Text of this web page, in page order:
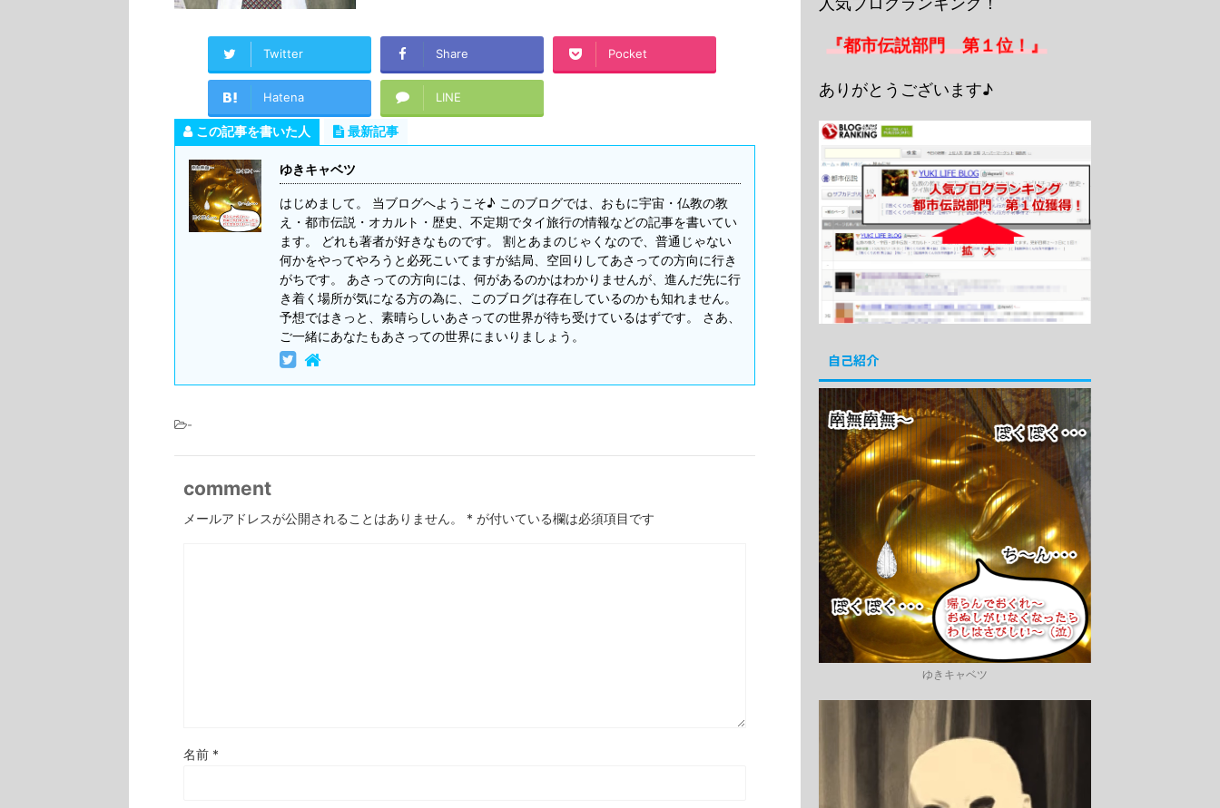
Twitter Share Pocket
Hatena LINE
この記事を書いた人 最新記事
ゆきキャベツ
はじめまして。 当ブログへようこそ♪ このブログでは、おもに宇宙・仏教の教
え・都市伝説・オカルト・歴史、不定期でタイ旅行の情報などの記事を書いてい
ます。 どれも著者が好きなものです。 割とあまのじゃくなので、普通じゃない
何かをやってやろうと必死こいてますが結局、空回りしてあさっての方向に行き
がちです。 あさっての方向には、何があるのかはわかりませんが、進んだ先に行
き着く場所が気になる方の為に、このブログは存在しているのかも知れません。
予想ではきっと、素晴らしいあさっての世界が待ち受けているはずです。 さあ、
ご一緒にあなたもあさっての世界にまいりましょう。
-
comment
メールアドレスが公開されることはありません。 * が付いている欄は必須項目です
名前 *
『都市伝説部門 第１位！』
ありがとうございます♪
自己紹介
ゆきキャベツ